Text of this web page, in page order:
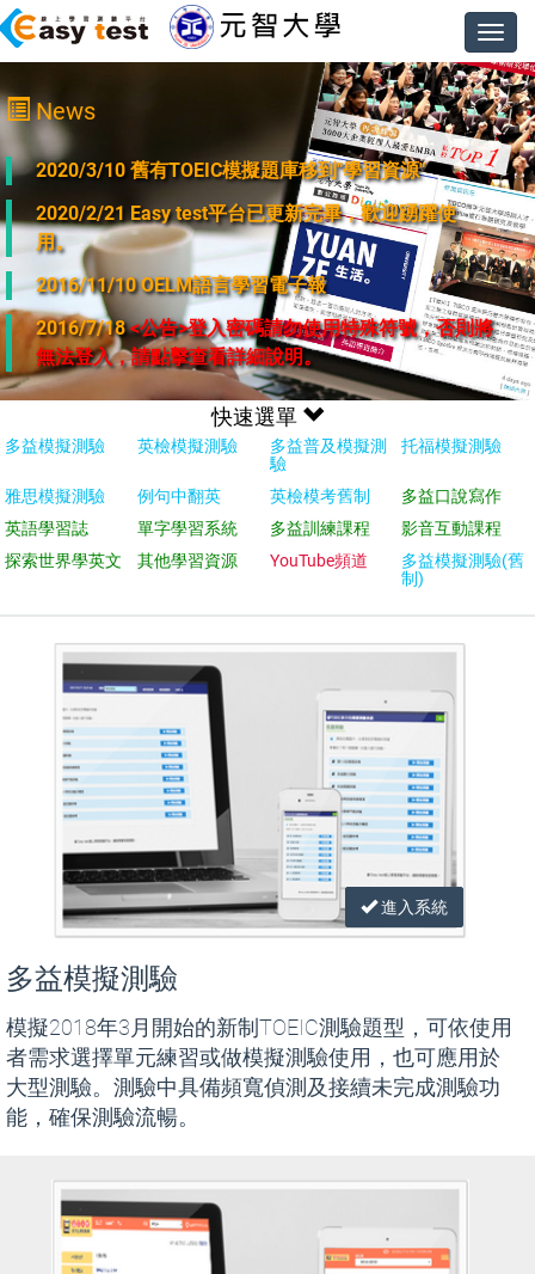
News
2020/3/10 舊有TOEIC模擬題庫移到"學習資源"
2020/2/21 Easy test平台已更新完畢，歡迎踴躍使
用。
2016/11/10 OELM語言學習電子報
2016/7/18<公告>登入密碼請勿使用特殊符號，否則將
無法登入，請點擊查看詳細說明。
快速選單
多益模擬測驗 英檢模擬測驗
多益普及模擬測
驗
托福模擬測驗
雅思模擬測驗 例句中翻英 英檢模考舊制
多益口說寫作
英語學習誌
單字學習系統 多益訓練課程
影音互動課程
探索世界學英文
其他學習資源 YouTube頻道
多益模擬測驗(舊
制)
進入系統
多益模擬測驗
模擬2018年3月開始的新制TOEIC測驗題型，可依使用
者需求選擇單元練習或做模擬測驗使用，也可應用於
大型測驗。測驗中具備頻寬偵測及接續未完成測驗功
能，確保測驗流暢。